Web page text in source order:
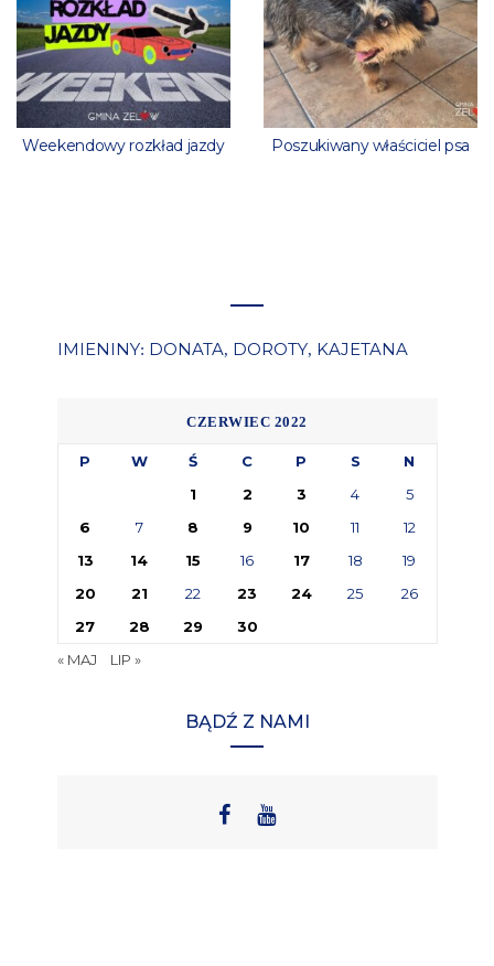
Weekendowy rozkład jazdy Poszukiwany właściciel psa
IMIENINY: DONATA, DOROTY, KAJETANA
CZERWIEC 2022
P W Ś C P S
N
1
2 3 4
5
6
7 8 9 10 11
12
13
14 15 16 17 18
19
20
21 22 23 24 25
26
27
28 29
30
« MAJ
LIP »
BĄDŹ Z NAMI